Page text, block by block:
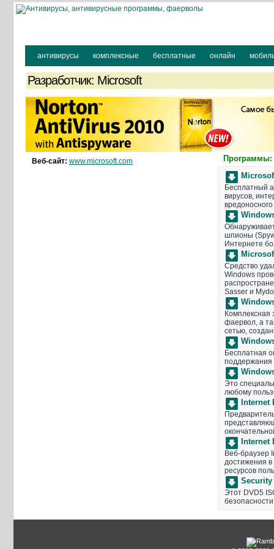
антивирусы комплексные бесплатные онлайн
Разработчик: Microsoft
Веб-сайт: www.microsoft.com
Программы:
Бесплатный
вирусов,
шпионы
Интернете
Средство
Windows
Sasser и
Комплексная
фаервол, а
сетью,
Бесплатная
поддержания
Это
любому
Internet
Internet
Веб-браузер
достижения
ресурсов
Security
Этот DVD5